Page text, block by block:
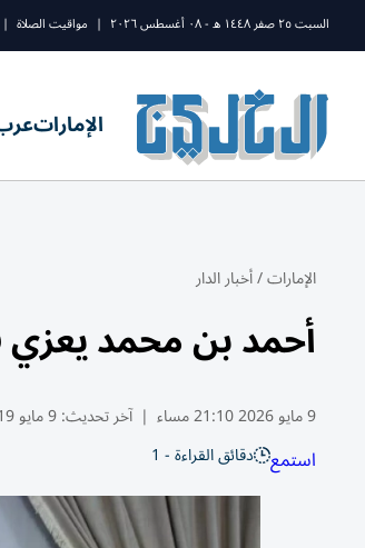
السبت ٢٥ صفر ١٤٤٨ ه - ٠٨ أغسطس ٢٠٢٦ | مواقيت الصلاة |
الإمارات
الإمارات/أخبار الدار
أحمد بن محمد
9 مايو 2026 21:10 مساء | آخر تحديث:9 مايو 21:19 2026
استمع دقائق القراءة - 1